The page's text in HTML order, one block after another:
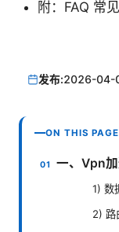
附：FAQ 常
发布:2026-04-
ON THIS PAGE
一、Vpn
1) 数
2) 路